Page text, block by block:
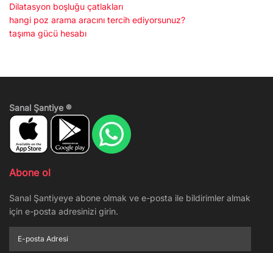
Dilatasyon boşluğu çatlakları
hangi poz arama aracını tercih ediyorsunuz?
taşıma gücü hesabı
Sanal Şantiye ®
Abone ol
Sanal Şantiyeye abone olmak ve e-posta ile bildirimler almak
için e-posta adresinizi girin.
posta